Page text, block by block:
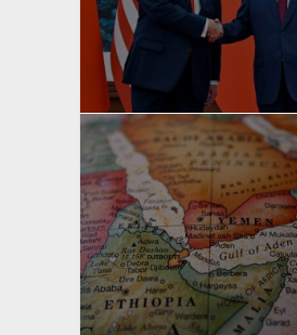
yazan
Bahri Ak
yazan
Bahri Ak